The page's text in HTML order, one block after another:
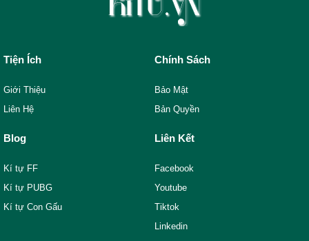
Tiện Ích
Giới Thiệu
Liên Hệ
Chính Sách
Bảo Mật
Bản Quyền
Blog
Kí tự FF
Kí tự PUBG
Kí tự Con Gấu
Liên Kết
Facebook
Youtube
Tiktok
Linkedin